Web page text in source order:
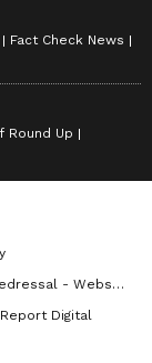
Fact Check News
Round Up
- Website
Digital